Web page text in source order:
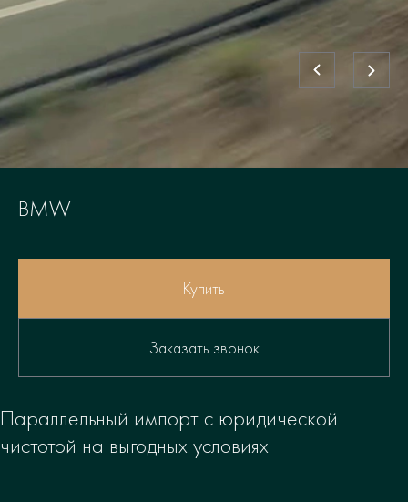
BMW
Купить
Заказать звонок
Параллельный импорт с юридической
чистотой на выгодных условиях